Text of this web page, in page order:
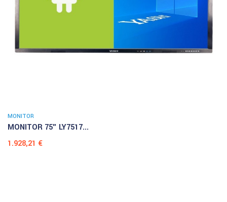
MONITOR
MONITOR 75" LY7517...
Prezzo
1.928,21 €